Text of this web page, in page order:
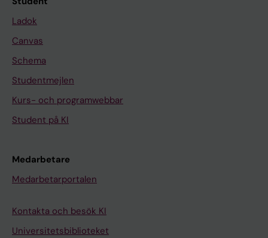
Ladok
Canvas
Schema
Studentmejlen
Kurs- och programwebbar
Student på KI
Medarbetare
Medarbetarportalen
Kontakta och besök KI
Universitetsbiblioteket